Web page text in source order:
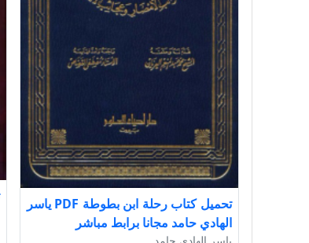
تحميل كتاب رحلة ابن بطوطة PDF ياسر
الهادي حامد مجانا برابط مباشر